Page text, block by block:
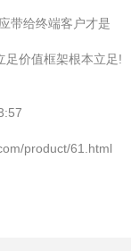
带给终端客户才是
足价值框架根本立足!
product/61.html